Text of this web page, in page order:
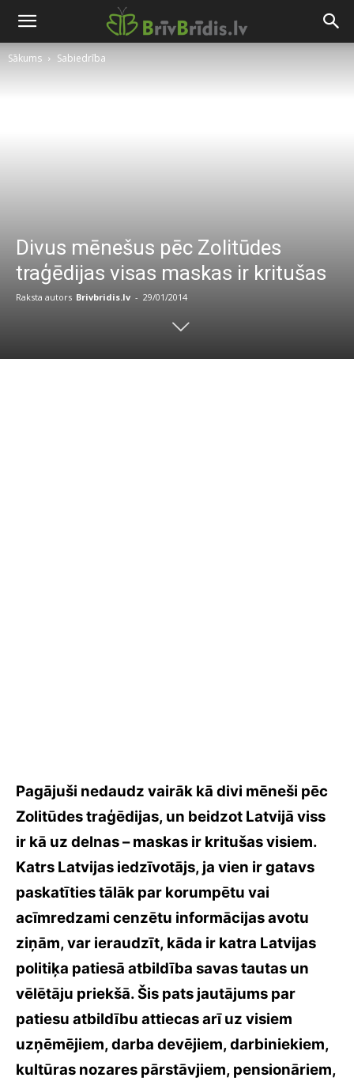
Sākums Sabiedrība
Divus mēnešus pēc Zolitūdes
traģēdijas visas maskas ir kritušas
Raksta autors Brivbridis.lv - 29/01/2014
Pagājuši nedaudz vairāk kā divi mēneši pēc
Zolitūdes traģēdijas, un beidzot Latvijā viss
ir kā uz delnas – maskas ir kritušas visiem.
Katrs Latvijas iedzīvotājs, ja vien ir gatavs
paskatīties tālāk par korumpētu vai
acīmredzami cenzētu informācijas avotu
ziņām, var ieraudzīt, kāda ir katra Latvijas
politiķa patiesā atbildība savas tautas un
vēlētāju priekšā. Šis pats jautājums par
patiesu atbildību attiecas arī uz visiem
uzņēmējiem, darba devējiem, darbiniekiem,
kultūras nozares pārstāvjiem, pensionāriem,